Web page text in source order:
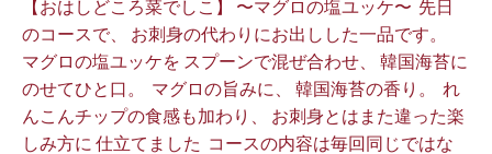
【おはしどころ菜でしこ】 〜マグロの塩ユッケ〜 ⁡ 先日
のコースで、 お刺身の代わりにお出しした一品です。 ⁡
マグロの塩ユッケを スプーンで混ぜ合わせ、 韓国海苔に
のせてひと口。 ⁡ マグロの旨みに、 韓国海苔の香り。 ⁡ れ
んこんチップの食感も加わり、 お刺身とはまた違った楽
しみ方に 仕立てました️ ⁡ コースの内容は毎回同じではな